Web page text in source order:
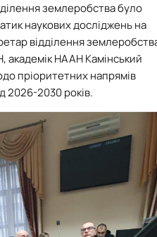
землеробства було
наукових досліджень на
відділення
академік НААН Камінський
пріоритетних напрямів
2026-2030 років.